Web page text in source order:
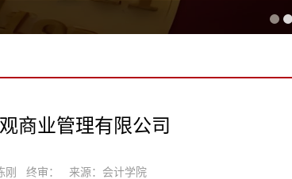
商业管理有限公司
刚 终审： 来源：会计学院